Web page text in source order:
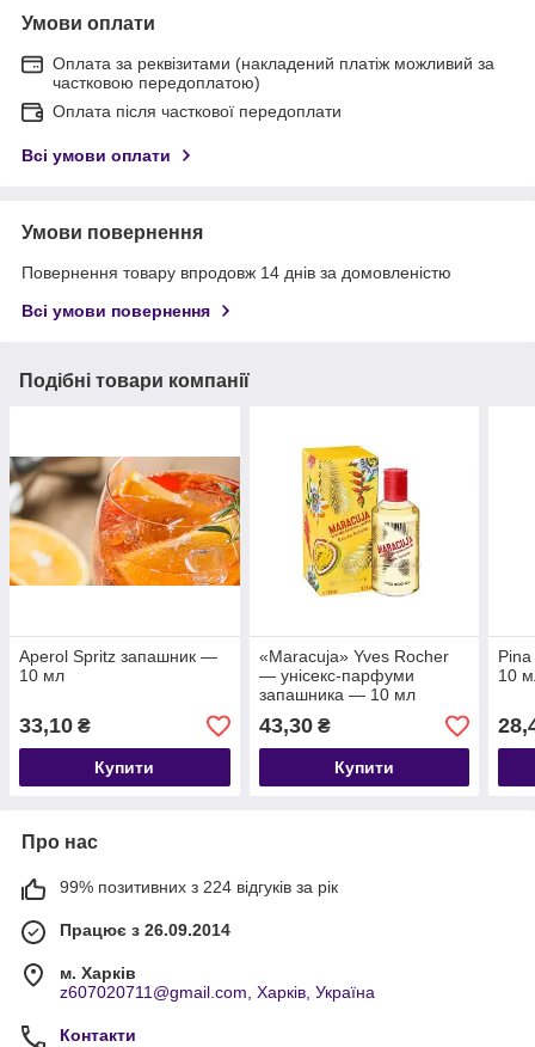
Умови оплати
Оплата за реквізитами (накладений платіж можливий за
частковою передоплатою)
Оплата після часткової передоплати
Всі умови оплати
Умови повернення
Повернення товару впродовж 14 днів за домовленістю
Всі умови повернення
Подібні товари компанії
Aperol Spritz запашник —
10 мл
33,10 ₴
Купити
«Maracuja» Yves Rocher
— унісекс-парфуми
запашника — 10 мл
43,30₴
Купити
10
Про нас
99% позитивних з 224 відгуків за рік
Працює з 26.09.2014
м. Харків
z607020711@gmail.com, Харків, Україна
Контакти